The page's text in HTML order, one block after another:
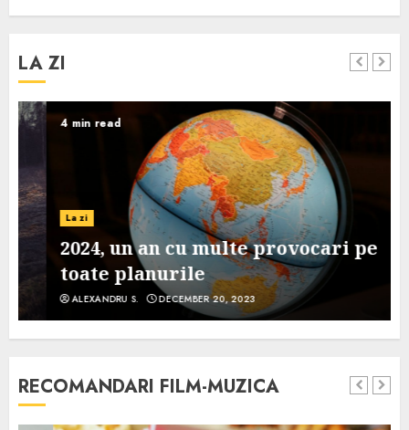
LA ZI
4 min read
La zi
2024, un an cu multe provocari pe
toate planurile
ALEXANDRU S. DECEMBER 20, 2023
RECOMANDARI FILM-MUZICA